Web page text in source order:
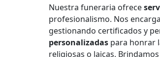
Nuestra funeraria ofrece
profesionalismo. Nos
gestionando certificados y
personalizadas para honrar
religiosas o laicas. Brindamos